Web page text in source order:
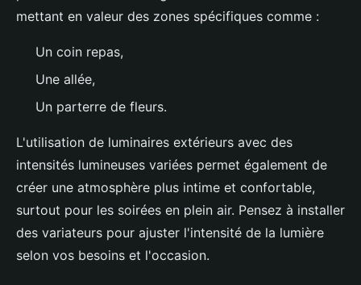
mettant en valeur des zones spécifiques comme :
Un coin repas,
Une allée,
Un parterre de fleurs.
L'utilisation de luminaires extérieurs avec des
intensités lumineuses variées permet également de
créer une atmosphère plus intime et confortable,
surtout pour les soirées en plein air. Pensez à installer
des variateurs pour ajuster l'intensité de la lumière
selon vos besoins et l'occasion.